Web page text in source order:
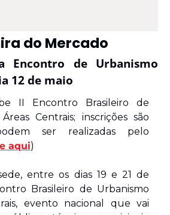
do Mercado
Encontro de Urbanismo
12 de maio
II Encontro Brasileiro de
Centrais; inscrições são
ser realizadas pelo
aqui)
entre os dias 19 e 21 de
Brasileiro de Urbanismo
evento nacional que vai